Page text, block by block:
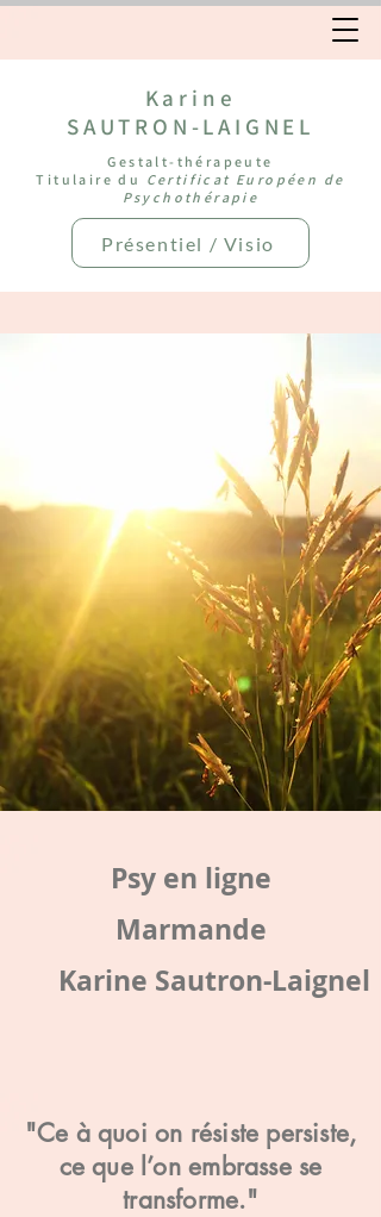
Karine
SAUTRON-LAIGNEL
Gestalt-thérapeute
Titulaire du Certificat Européen de
Psychothérapie
Présentiel / Visio
Psy en ligne
Marmande
Karine Sautron-Laignel
"Ce à quoi on résiste persiste,
ce que l’on embrasse se
transforme."